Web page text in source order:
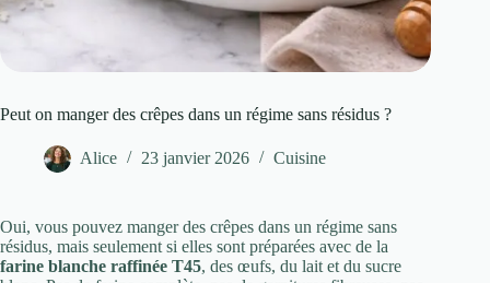
Peut on manger des crêpes dans un régime sans résidus ?
Alice 23 janvier 2026 Cuisine
Oui, vous pouvez manger des crêpes dans un régime sans
résidus, mais seulement si elles sont préparées avec de la
farine blanche raffinée T45, des œufs, du lait et du sucre